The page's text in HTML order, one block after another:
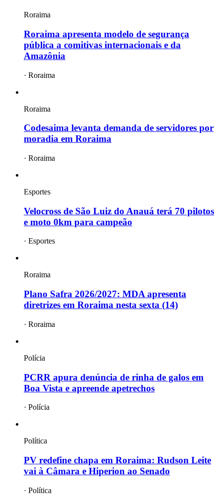
Roraima
Roraima apresenta modelo de segurança
pública a comitivas internacionais e da
Amazônia
· Roraima
Roraima
Codesaima levanta demanda de servidores por
moradia em Roraima
· Roraima
Esportes
Velocross de São Luiz do Anauá terá 70 pilotos
e moto 0km para campeão
· Esportes
Roraima
Plano Safra 2026/2027: MDA apresenta
diretrizes em Roraima nesta sexta (14)
· Roraima
Polícia
PCRR apura denúncia de rinha de galos em
Boa Vista e apreende apetrechos
· Polícia
Política
PV redefine chapa em Roraima: Rudson Leite
vai à Câmara e Hiperion ao Senado
· Política